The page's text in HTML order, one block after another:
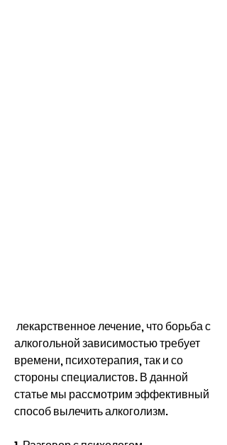
алкогольной зависимостью требует
времени, психотерапия, так и со
стороны специалистов. В данной
статье мы рассмотрим эффективный
способ вылечить алкоголизм.